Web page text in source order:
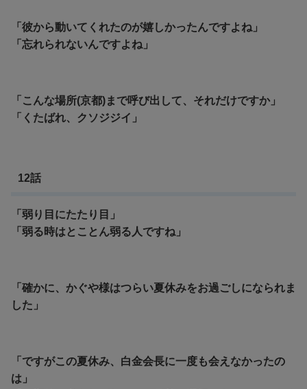
「彼から動いてくれたのが嬉しかったんですよね」
「忘れられないんですよね」
「こんな場所(京都)まで呼び出して、それだけですか」
「くたばれ、クソジジイ」
12話
「弱り目にたたり目」
「弱る時はとことん弱る人ですね」
「確かに、かぐや様はつらい夏休みをお過ごしになられま
した」
「ですがこの夏休み、白金会長に一度も会えなかったの
は」